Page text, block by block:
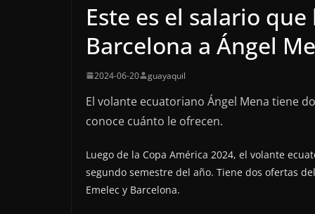
Este es el salario
Barcelona a Ángel
2024-06-20 guayaquil
El volante ecuatoriano Ángel Mena tiene
conoce cuánto le ofrecen.
Luego de la Copa América 2024, el volante
segundo semestre del año. Tiene dos ofertas
Emelec y Barcelona.